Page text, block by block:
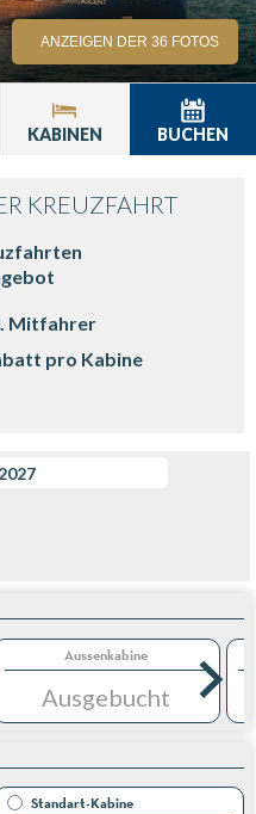
ANZEIGEN DER 36 FOTOS
KABINEN BUCHEN
KREUZFAHRT
Mitfahrer
pro Kabine
Aussenkabine
Ausgebucht
Standart-Kabine